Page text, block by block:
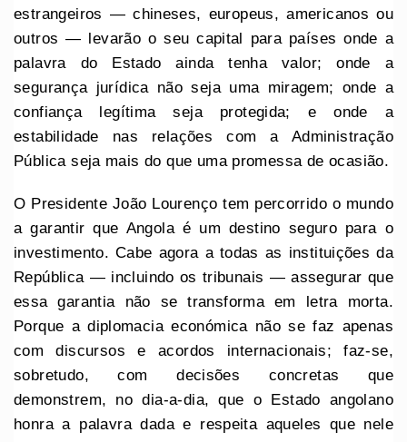
estrangeiros — chineses, europeus, americanos ou
outros — levarão o seu capital para países onde a
palavra do Estado ainda tenha valor; onde a
segurança jurídica não seja uma miragem; onde a
confiança legítima seja protegida; e onde a
estabilidade nas relações com a Administração
Pública seja mais do que uma promessa de ocasião.
O Presidente João Lourenço tem percorrido o mundo
a garantir que Angola é um destino seguro para o
investimento. Cabe agora a todas as instituições da
República — incluindo os tribunais — assegurar que
essa garantia não se transforma em letra morta.
Porque a diplomacia económica não se faz apenas
com discursos e acordos internacionais; faz-se,
sobretudo, com decisões concretas que
demonstrem, no dia-a-dia, que o Estado angolano
honra a palavra dada e respeita aqueles que nele